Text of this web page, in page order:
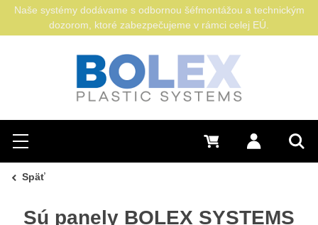
Hľadať
Menu Prihlásiť sa
0 €
Naše systémy dodávame s odbornou šéfmontážou a technickým
dozorom, ktoré zabezpečujeme v rámci celej EÚ.
Späť
Sú panely BOLEX SYSTEMS